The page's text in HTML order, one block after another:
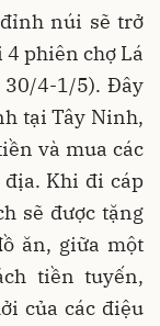
núi sẽ trở
phiên chợ Lá
30/4-1/5). Đây
tại Tây Ninh,
và mua các
Khi đi cáp
sẽ được tặng
ăn, giữa một
tiền tuyến,
của các điệu